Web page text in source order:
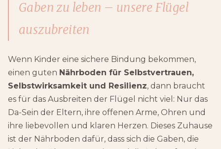
Gaben zu leben – unsere Flügel
auszubreiten
Wenn Kinder eine sichere Bindung bekommen,
einen guten Nährboden für Selbstvertrauen,
Selbstwirksamkeit und Resilienz, dann braucht
es für das Ausbreiten der Flügel nicht viel: Nur das
Da-Sein der Eltern, ihre offenen Arme, Ohren und
ihre liebevollen und klaren Herzen. Dieses Zuhause
ist der Nährboden dafür, dass sich die Gaben, die